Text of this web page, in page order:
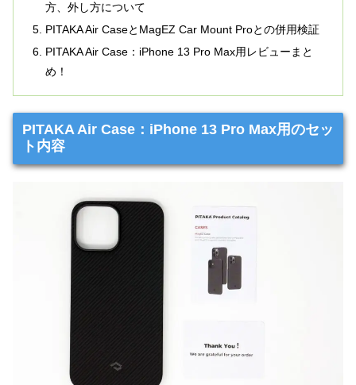
方、外し方について
PITAKA Air CaseとMagEZ Car Mount Proとの併用検証
PITAKA Air Case：iPhone 13 Pro Max用レビューまと
め！
PITAKA Air Case：iPhone 13 Pro Max用のセッ
ト内容